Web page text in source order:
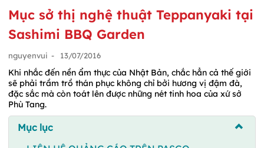
Mục sở thị nghệ thuật Teppanyaki tại
Sashimi BBQ Garden
nguyenvui - 13/07/2016
Khi nhắc đến nền ẩm thực của Nhật Bản, chắc hẳn cả thế giới
sẽ phải trầm trồ thán phục không chỉ bởi hương vị đậm đà,
đặc sắc mà còn toát lên được những nét tinh hoa của xứ sở
Phù Tang.
Mục lục